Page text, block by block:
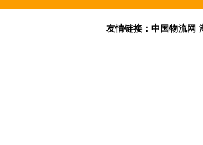
友情链接：中国物流网